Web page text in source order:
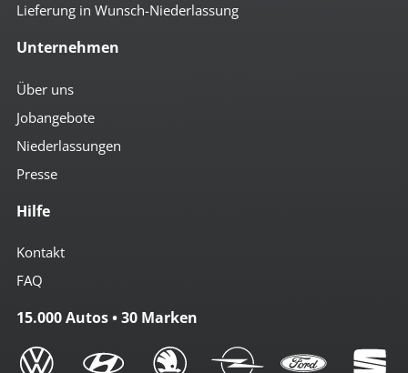
Lieferung in Wunsch-Niederlassung
Unternehmen
Über uns
Jobangebote
Niederlassungen
Presse
Hilfe
Kontakt
FAQ
15.000 Autos • 30 Marken